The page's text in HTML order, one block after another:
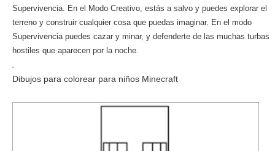
Supervivencia. En el Modo Creativo, estás a salvo y puedes explorar el
terreno y construir cualquier cosa que puedas imaginar. En el modo
Supervivencia puedes cazar y minar, y defenderte de las muchas turbas
hostiles que aparecen por la noche.
Dibujos para colorear para niños Minecraft